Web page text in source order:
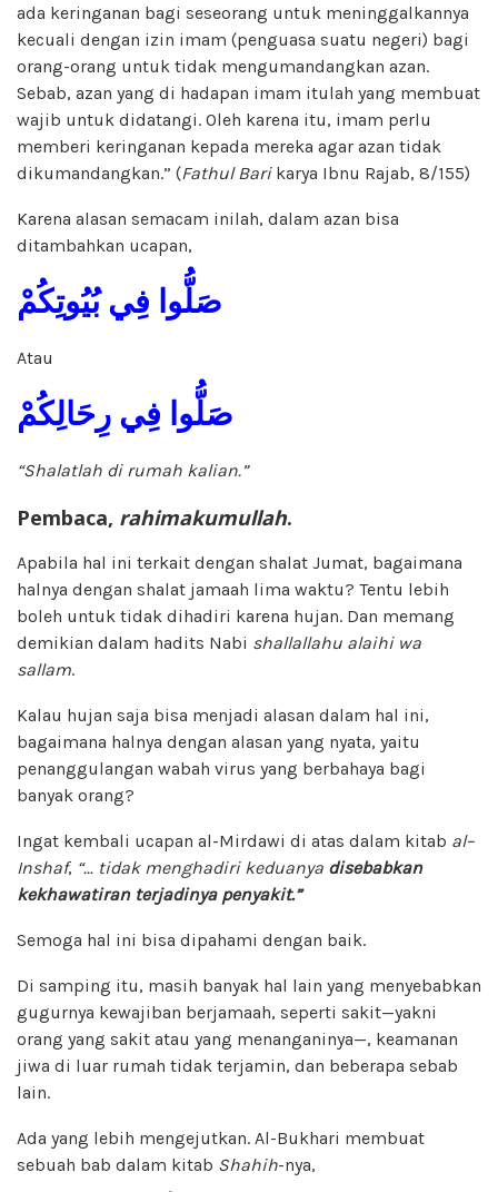
ada keringanan bagi seseorang untuk meninggalkannya
kecuali dengan izin imam (penguasa suatu negeri) bagi
orang-orang untuk tidak mengumandangkan azan.
Sebab, azan yang di hadapan imam itulah yang membuat
wajib untuk didatangi. Oleh karena itu, imam perlu
memberi keringanan kepada mereka agar azan tidak
dikumandangkan.” (Fathul Barikarya Ibnu Rajab, 8/155)
Karena alasan semacam inilah, dalam azan bisa
ditambahkan ucapan,
صَلُّوا فِي بُيُوتِكُمْ
Atau
صَلُّوا فِي رِحَالِكُمْ
“Shalatlah di rumah kalian.”
Pembaca, rahimakumullah.
Apabila hal ini terkait dengan shalat Jumat, bagaimana
halnya dengan shalat jamaah lima waktu? Tentu lebih
boleh untuk tidak dihadiri karena hujan. Dan memang
demikian dalam hadits Nabi shallallahu alaihi wa
sallam.
Kalau hujan saja bisa menjadi alasan dalam hal ini,
bagaimana halnya dengan alasan yang nyata, yaitu
penanggulangan wabah virus yang berbahaya bagi
banyak orang?
Ingat kembali ucapan al-Mirdawi di atas dalam kitab al–
Inshaf, “… tidak menghadiri keduanya disebabkan
kekhawatiran terjadinya penyakit.”
Semoga hal ini bisa dipahami dengan baik.
Di samping itu, masih banyak hal lain yang menyebabkan
gugurnya kewajiban berjamaah, seperti sakit—yakni
orang yang sakit atau yang menanganinya—, keamanan
jiwa di luar rumah tidak terjamin, dan beberapa sebab
lain.
Ada yang lebih mengejutkan. Al-Bukhari membuat
sebuah bab dalam kitab Shahih-nya,